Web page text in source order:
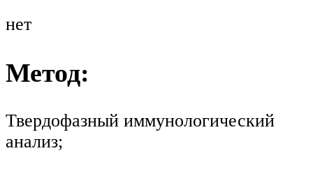
нет
Метод:
Твердофазный иммунологический
анализ;